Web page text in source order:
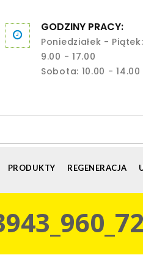
GODZINY PRACY:
Poniedziałek - Piątek:
9.00 - 17.00
Sobota: 10.00 - 14.00
PRODUKTY REGENERACJA